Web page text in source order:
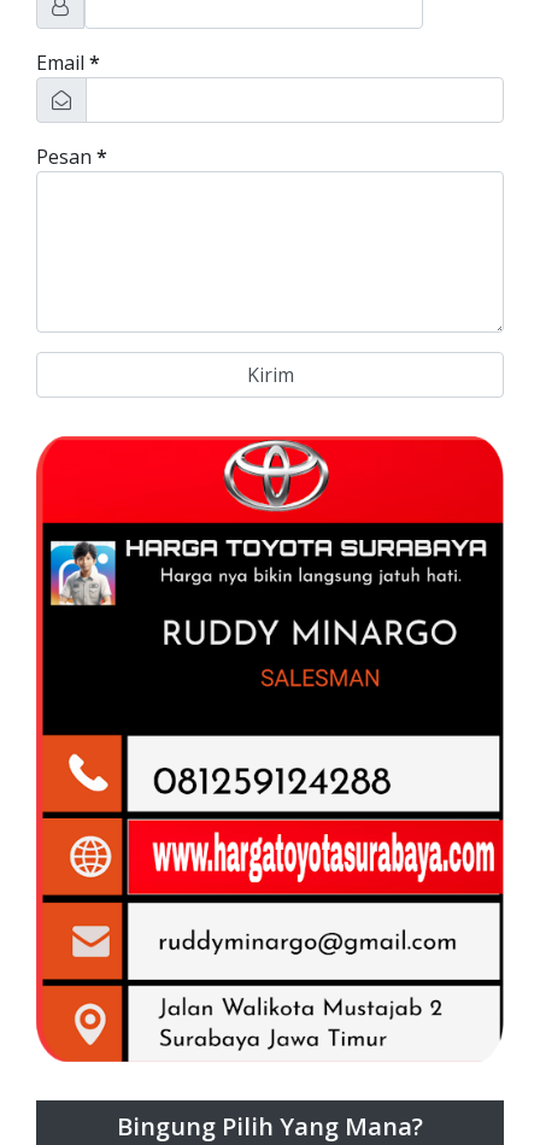
Email *
Pesan *
Bingung Pilih Yang Mana?